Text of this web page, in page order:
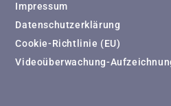
Impressum
Datenschutzerklärung
Cookie-Richtlinie (EU)
Videoüberwachung-